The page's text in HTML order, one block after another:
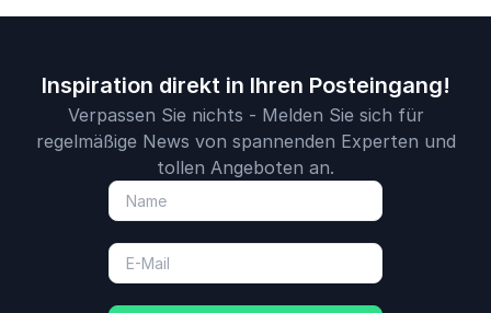
Inspiration direkt in Ihren Posteingang!
Verpassen Sie nichts - Melden Sie sich für
regelmäßige News von spannenden Experten und
tollen Angeboten an.